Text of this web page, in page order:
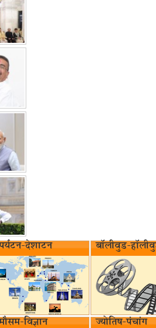
देशाटन बॉलीवुड-
विज्ञान ज्योतिष-पंचांग